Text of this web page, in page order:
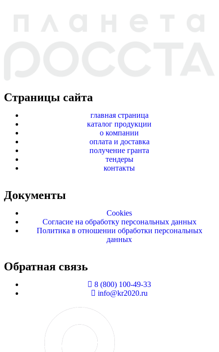
Страницы сайта
главная страница
каталог продукции
о компании
оплата и доставка
получение гранта
тендеры
контакты
Документы
Cookies
Согласие на обработку персональных данных
Политика в отношении обработки персональных
данных
Обратная связь
8 (800) 100-49-33
info@kr2020.ru